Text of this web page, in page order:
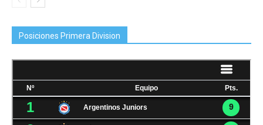
Posiciones Primera Division